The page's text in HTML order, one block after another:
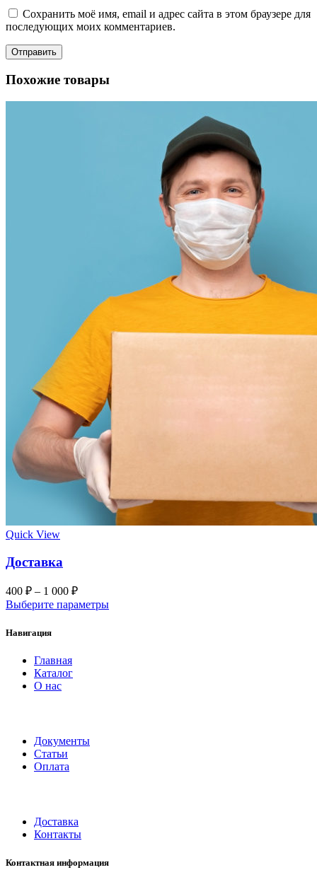
Сохранить моё имя, email и адрес сайта в этом браузере для
последующих моих комментариев.
Похожие товары
Quick View
Доставка
400 ₽ – 1 000 ₽
Выберите параметры
Навигация
Главная
Каталог
О нас
Документы
Статьи
Оплата
Доставка
Контакты
Контактная информация